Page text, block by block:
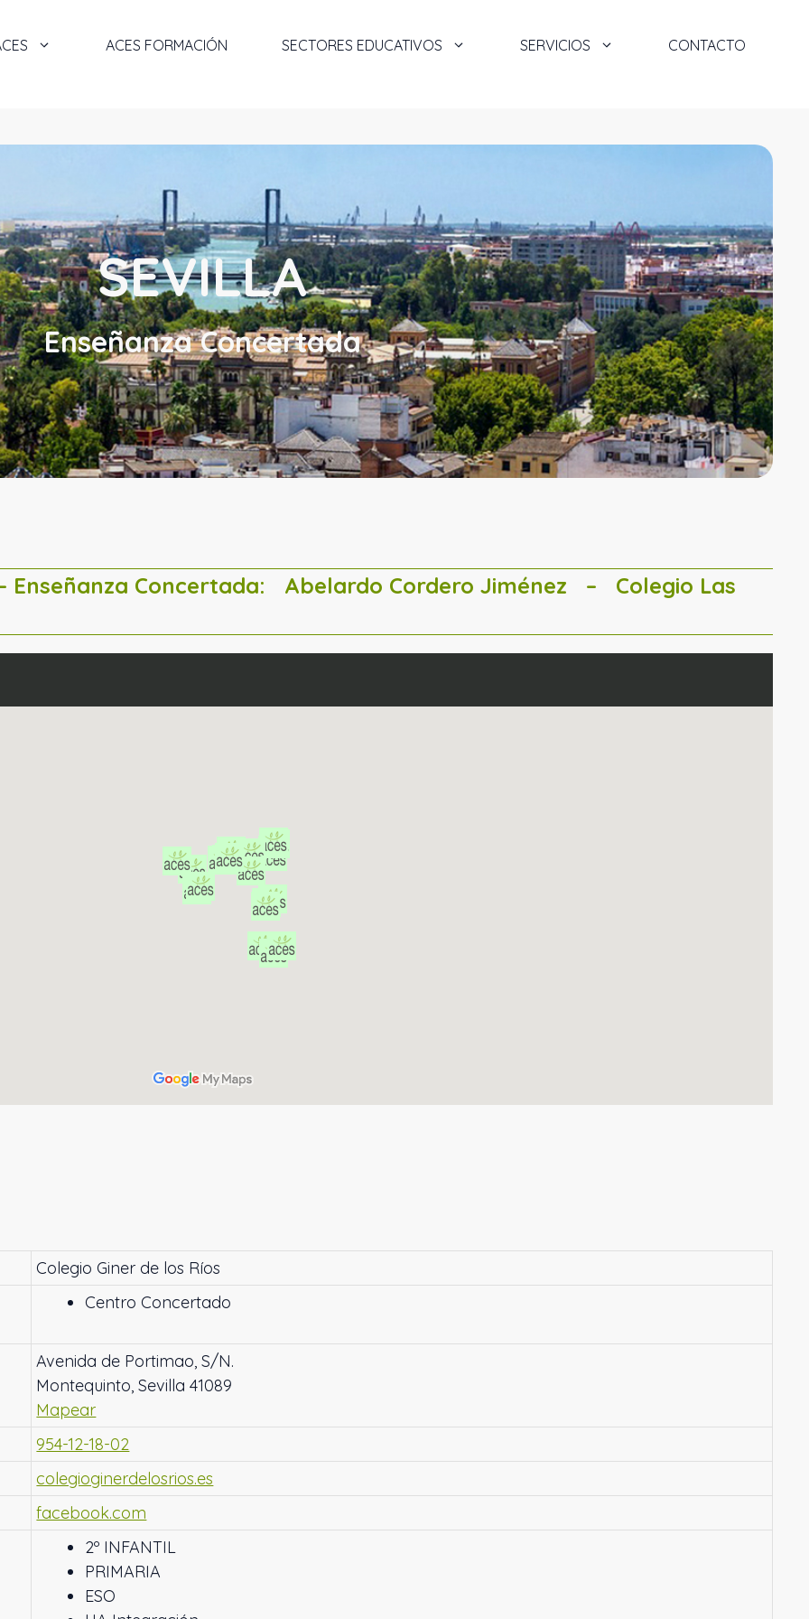
ACES FORMACIÓN SECTORES EDUCATIVOS SERVICIOS CONTACTO
SEVILLA
Enseñanza Concertada
Enseñanza Concertada: Abelardo Cordero Jiménez – Colegio Las
Colegio Giner de los Ríos
Centro Concertado
Avenida de Portimao, S/N.
Montequinto, Sevilla 41089
Mapear
954-12-18-02
colegioginerdelosrios.es
facebook.com
2º INFANTIL
PRIMARIA
ESO